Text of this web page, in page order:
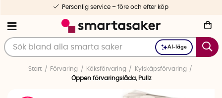
AI-läge
Personlig service – före och efter köp
Start Förvaring Köksförvaring
Kylskåpsförvaring
Öppen förvaringslåda, Pullz